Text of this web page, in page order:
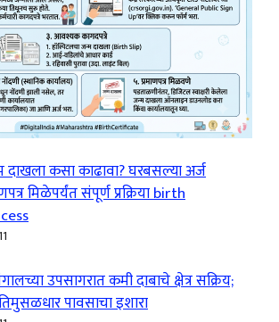
कसा काढावा? घरबसल्या अर्ज
मिळेपर्यंत संपूर्ण प्रक्रिया birth
उपसागरात कमी दाबाचे क्षेत्र सक्रिय;
पावसाचा इशारा